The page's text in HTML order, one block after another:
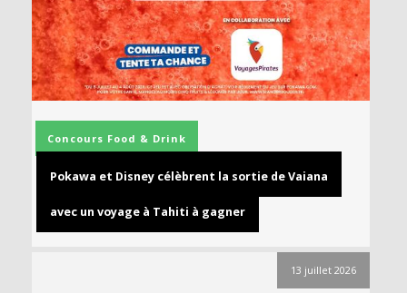
Concours Food & Drink
Pokawa et Disney célèbrent la sortie de Vaiana
avec un voyage à Tahiti à gagner
13 juillet 2026